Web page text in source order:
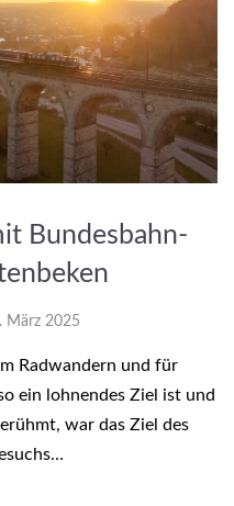
Bundesbahn-
März 2025
Radwandern und für
ein lohnendes Ziel ist und
war das Ziel des